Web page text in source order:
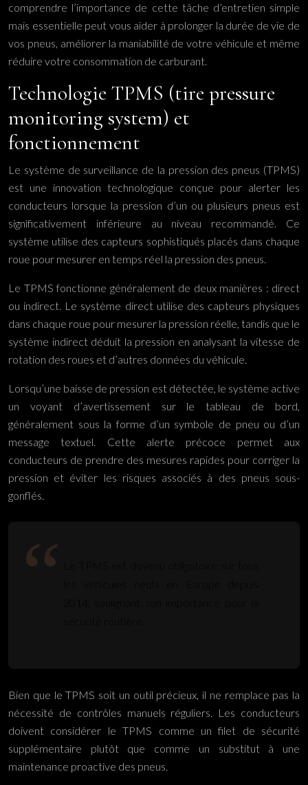
comprendre l’importance de cette tâche d’entretien simple
mais essentielle peut vous aider à prolonger la durée de vie de
vos pneus, améliorer la maniabilité de votre véhicule et même
réduire votre consommation de carburant.
Technologie TPMS (tire pressure
monitoring system) et
fonctionnement
Le système de surveillance de la pression des pneus (TPMS)
est une innovation technologique conçue pour alerter les
conducteurs lorsque la pression d’un ou plusieurs pneus est
significativement inférieure au niveau recommandé. Ce
système utilise des capteurs sophistiqués placés dans chaque
roue pour mesurer en temps réel la pression des pneus.
Le TPMS fonctionne généralement de deux manières : direct
ou indirect. Le système direct utilise des capteurs physiques
dans chaque roue pour mesurer la pression réelle, tandis que le
système indirect déduit la pression en analysant la vitesse de
rotation des roues et d’autres données du véhicule.
Lorsqu’une baisse de pression est détectée, le système active
un voyant d’avertissement sur le tableau de bord,
généralement sous la forme d’un symbole de pneu ou d’un
message textuel. Cette alerte précoce permet aux
conducteurs de prendre des mesures rapides pour corriger la
pression et éviter les risques associés à des pneus sous-
gonflés.
Bien que le TPMS soit un outil précieux, il ne remplace pas la
nécessité de contrôles manuels réguliers. Les conducteurs
doivent considérer le TPMS comme un filet de sécurité
supplémentaire plutôt que comme un substitut à une
maintenance proactive des pneus.